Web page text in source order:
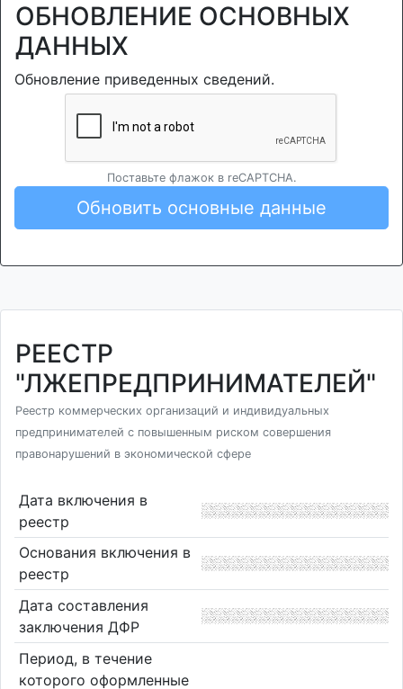
ОБНОВЛЕНИЕ ОСНОВНЫХ
ДАННЫХ
Обновление приведенных сведений.
Поставьте флажок в reCAPTCHA.
Обновить основные данные
РЕЕСТР
"ЛЖЕПРЕДПРИНИМАТЕЛЕЙ"
Реестр коммерческих организаций и индивидуальных
предпринимателей с повышенным риском совершения
правонарушений в экономической сфере
Дата включения в
реестр
Основания включения в
реестр
Дата составления
заключения ДФР
Период, в течение
которого оформленные